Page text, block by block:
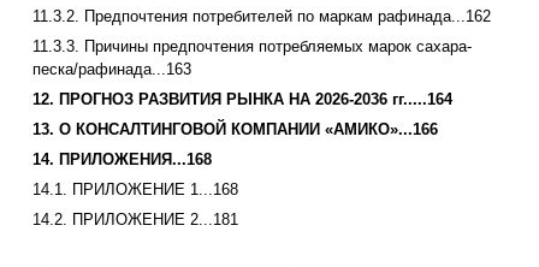
11.3.2. Предпочтения потребителей по маркам рафинада...162
11.3.3. Причины предпочтения потребляемых марок сахара-
песка/рафинада...163
12. ПРОГНОЗ РАЗВИТИЯ РЫНКА НА 2026-2036 гг.....164
13. О КОНСАЛТИНГОВОЙ КОМПАНИИ «АМИКО»...166
14. ПРИЛОЖЕНИЯ...168
14.1. ПРИЛОЖЕНИЕ 1...168
14.2. ПРИЛОЖЕНИЕ 2...181